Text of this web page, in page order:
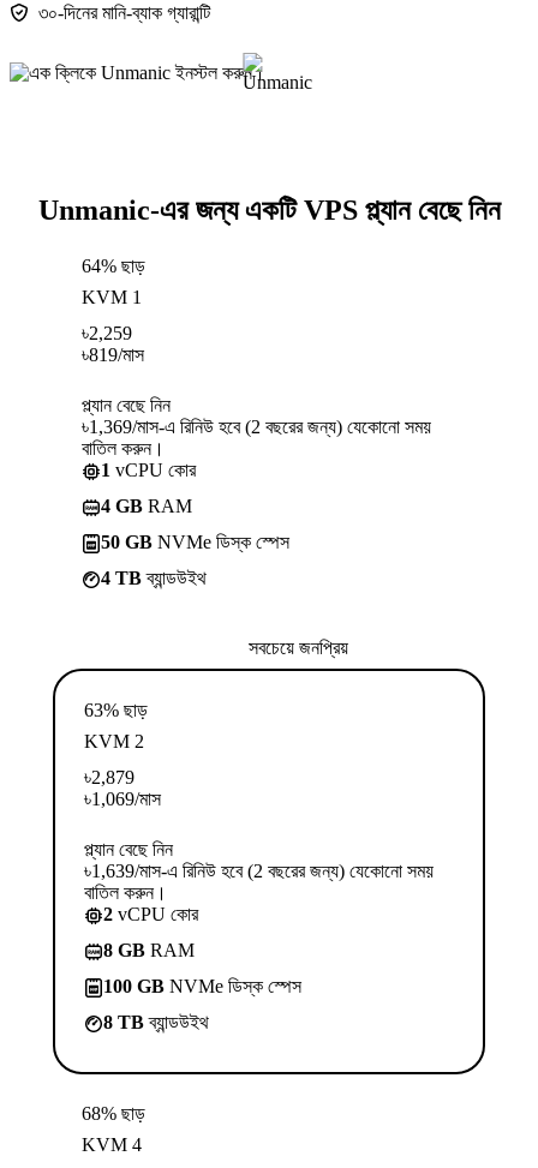
৩০-দিনের মানি-ব্যাক গ্যারান্টি
Unmanic-এর জন্য একটি VPS প্ল্যান বেছে নিন
64% ছাড়
KVM 1
৳2,259
৳819/মাস
প্ল্যান বেছে নিন
৳1,369/মাস-এ রিনিউ হবে (2 বছরের জন্য) যেকোনো সময়
বাতিল করুন।
1 vCPU কোর
4 GB RAM
50 GB NVMe ডিস্ক স্পেস
4 TBব্যান্ডউইথ
সবচেয়ে জনপ্রিয়
63% ছাড়
KVM 2
৳2,879
৳1,069/মাস
প্ল্যান বেছে নিন
৳1,639/মাস-এ রিনিউ হবে (2 বছরের জন্য) যেকোনো সময়
বাতিল করুন।
2 vCPU কোর
8 GB RAM
100 GB NVMe ডিস্ক স্পেস
8 TBব্যান্ডউইথ
68% ছাড়
KVM 4